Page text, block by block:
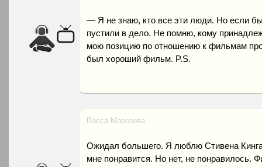
— Я не знаю, кто все эти люди. Но если
пустили в дело. Не помню, кому
мою позицию по отношению к фильмам
был хороший фильм. P.S.
Васса Морозова
Ожидал большего. Я люблю Стивена
мне понравится. Но нет, не понравилось.